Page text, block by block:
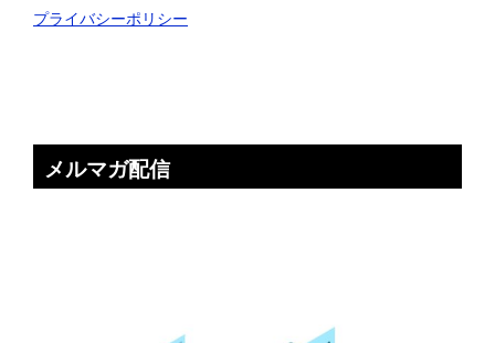
プライバシーポリシー
メルマガ配信